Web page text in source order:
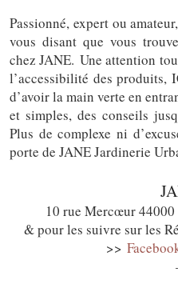
Passionné, expert ou
vous disant que vous
chez JANE. Une attention
l’accessibilité des produits,
d’avoir la main verte en
et simples, des conseils
Plus de complexe ni
porte de JANE Jardinerie
10 rue Mercœur 44000
& pour les suivre sur les
>>